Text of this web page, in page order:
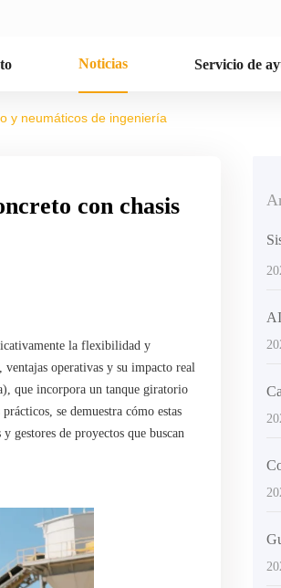
Noticias Servicio de
y neumáticos de ingeniería
con chasis
la flexibilidad y
operativas y su impacto real
que incorpora un tanque giratorio
se demuestra cómo estas
gestores de proyectos que buscan